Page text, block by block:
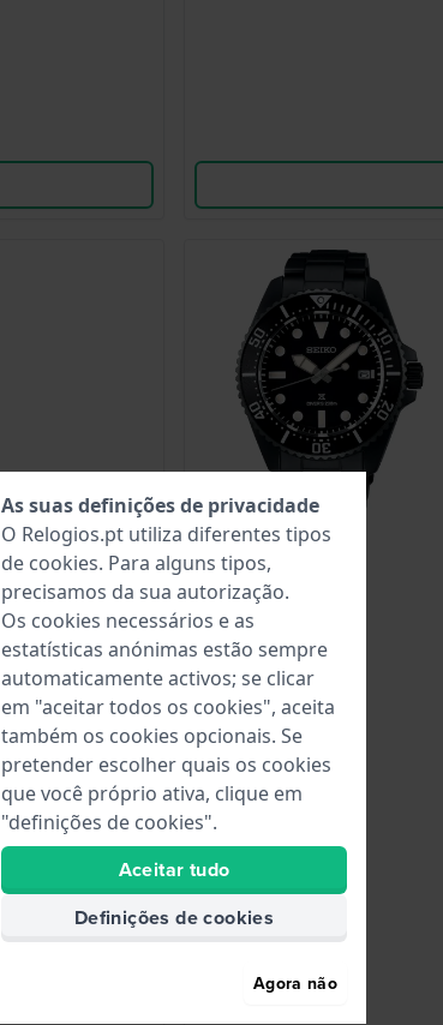
As suas definições de privacidade
O Relogios.pt utiliza diferentes tipos
de cookies. Para alguns tipos,
precisamos da sua autorização.
Os cookies necessários e as
estatísticas anónimas estão sempre
automaticamente activos; se clicar
em "aceitar todos os cookies", aceita
também os cookies opcionais. Se
pretender escolher quais os cookies
que você próprio ativa, clique em
"definições de cookies".
Aceitar tudo
Definições de cookies
Agora não